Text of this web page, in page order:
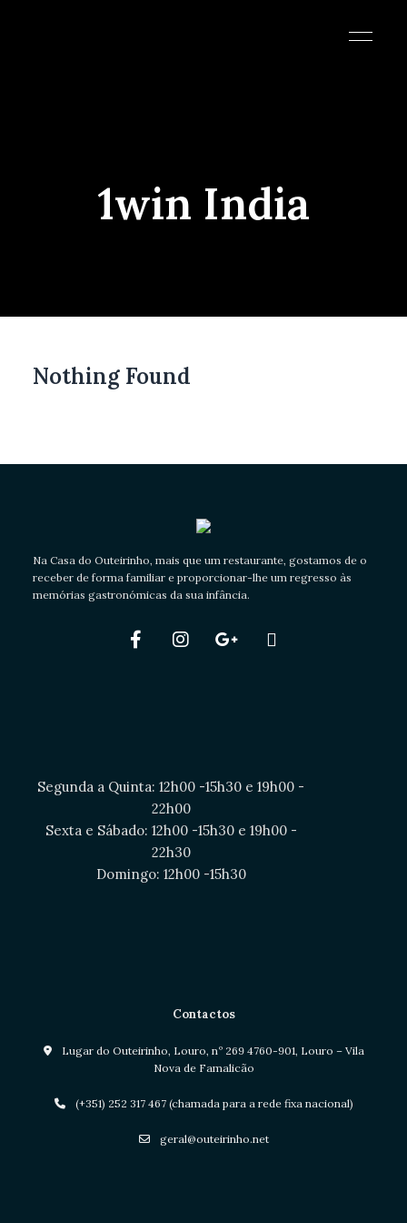
1win India
Nothing Found
Na Casa do Outeirinho, mais que um restaurante, gostamos de o
receber de forma familiar e proporcionar-lhe um regresso às
memórias gastronómicas da sua infância.
Segunda a Quinta: 12h00 -15h30 e 19h00 -
22h00
Sexta e Sábado: 12h00 -15h30 e 19h00 -
22h30
Domingo: 12h00 -15h30
Contactos
Lugar do Outeirinho, Louro, nº 269 4760-901, Louro – Vila
Nova de Famalicão
(+351) 252 317 467 (chamada para a rede fixa nacional)
geral@outeirinho.net